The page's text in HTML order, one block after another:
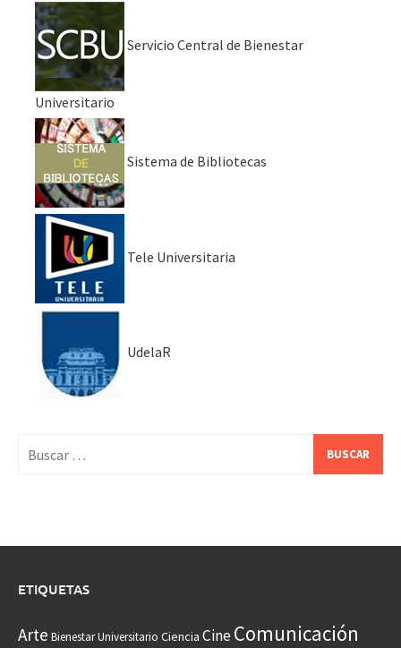
Servicio Central de Bienestar
Universitario
Sistema de Bibliotecas
Tele Universitaria
UdelaR
ETIQUETAS
Arte Bienestar Universitario Ciencia CineComunicación